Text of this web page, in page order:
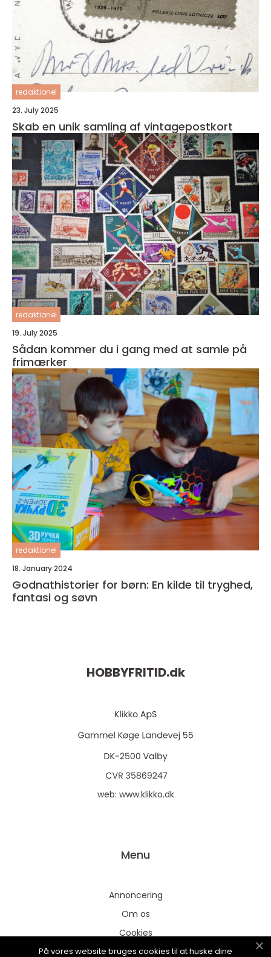
redaktionel
23. July 2025
Skab en unik samling af vintagepostkort
redaktionel
19. July 2025
Sådan kommer du i gang med at samle på
frimærker
redaktionel
18. January 2024
Godnathistorier for børn: En kilde til tryghed,
fantasi og søvn
HOBBYFRITID.dk
web: www.klikko.dk
Menu
Annoncering
Om os
Cookies
Kontakt os
På vores website bruges cookies til at huske dine